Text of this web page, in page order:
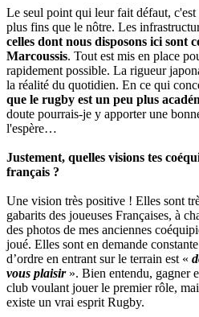
Le seul point qui leur fait défaut, c'est
plus fins que le nôtre. Les
celles dont nous disposons ici sont
Marcoussis. Tout est mis en place
rapidement possible. La rigueur
la réalité du quotidien. En ce qui
que le rugby est un peu plus
doute pourrais-je y apporter une
l'espère…
Justement, quelles visions tes
français ?
Une vision très positive ! Elles sont
gabarits des joueuses Françaises, à
des photos de mes anciennes
joué. Elles sont en demande
d’ordre en entrant sur le terrain est «
vous plaisir». Bien entendu, gagner
club voulant jouer le premier rôle,
existe un vrai esprit Rugby.